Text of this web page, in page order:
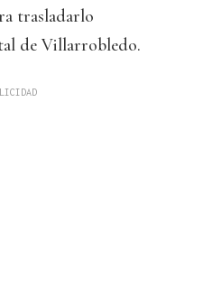
trasladarlo
de Villarrobledo.